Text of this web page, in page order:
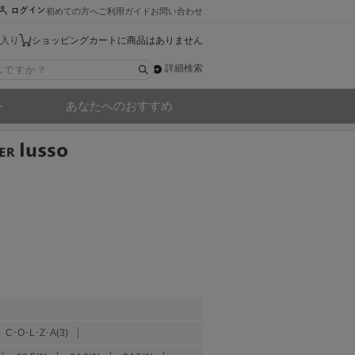
お問い合わせ
ご利用ガイド
初めての方へ
ショッピングカートに商品はありません
り
詳細検索
あなたへのおすすめ
C･O･L･Z･A(3)